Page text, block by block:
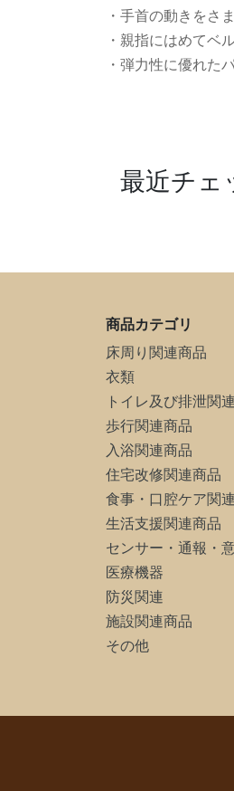
・手首の動きをさ
・親指にはめてベ
・弾力性に優れた
最近チェ
商品カテゴリ
床周り関連商品
衣類
トイレ及び排泄関連
歩行関連商品
入浴関連商品
住宅改修関連商品
食事・口腔ケア関
生活支援関連商品
センサー・通報・
医療機器
防災関連
施設関連商品
その他